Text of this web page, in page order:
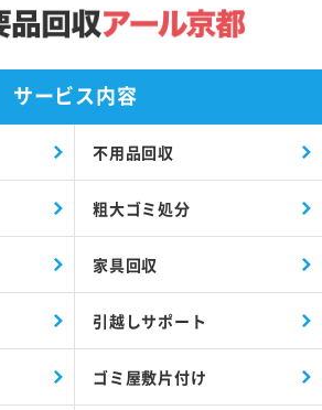
サービス内容
不用品回収
粗大ゴミ処分
家具回収
引越しサポート
ゴミ屋敷片付け